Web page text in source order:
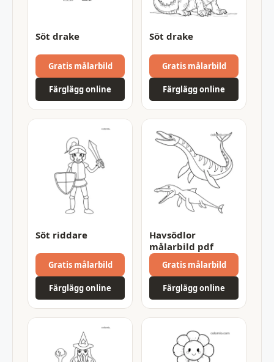
Söt drake
Gratis målarbild
Färglägg online
Söt drake
Gratis målarbild
Färglägg online
Söt riddare
Gratis målarbild
Färglägg online
Havsödlor
målarbild pdf
Gratis målarbild
Färglägg online